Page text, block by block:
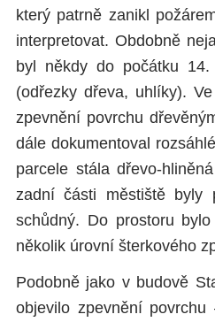
který patrně zanikl
interpretovat. Obdobně
byl někdy do počátku 14.
(odřezky dřeva, uhlíky).
zpevnění povrchu
dále dokumentoval
parcele stála dřevo-
zadní části městiště byly
schůdný. Do prostoru
několik úrovní šterkového
Podobně jako v budově
objevilo zpevnění